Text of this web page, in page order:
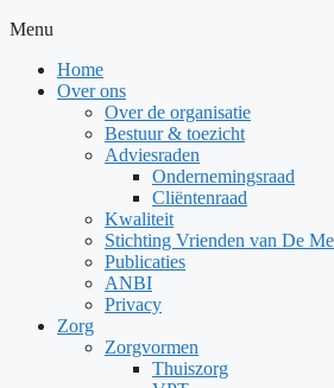
Menu
Home
Over ons
Over de organisatie
Bestuur & toezicht
Adviesraden
Ondernemingsraad
Cliëntenraad
Kwaliteit
Stichting Vrienden van De
Publicaties
ANBI
Privacy
Zorg
Zorgvormen
Thuiszorg